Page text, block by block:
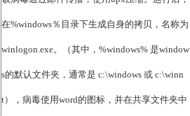
在%windows％目录下生成自身的拷贝，名称为
winlogon.exe。（其中，%windows% 是window
s的默认文件夹，通常是 c:\windows 或 c:\winn
t），病毒使用word的图标，并在共享文件夹中